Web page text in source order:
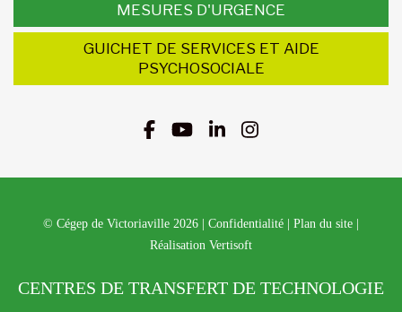
MESURES D'URGENCE
GUICHET DE SERVICES ET AIDE
PSYCHOSOCIALE
© Cégep de Victoriaville 2026 Confidentialité Plan du site
Réalisation Vertisoft
CENTRES DE TRANSFERT DE TECHNOLOGIE